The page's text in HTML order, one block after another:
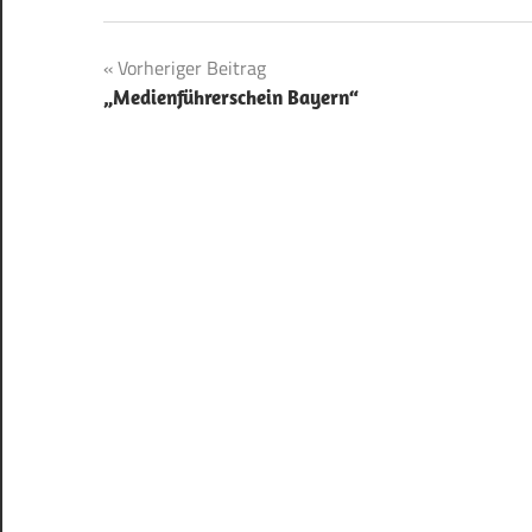
Beitragsnavigation
Vorheriger Beitrag
„Medienführerschein Bayern“